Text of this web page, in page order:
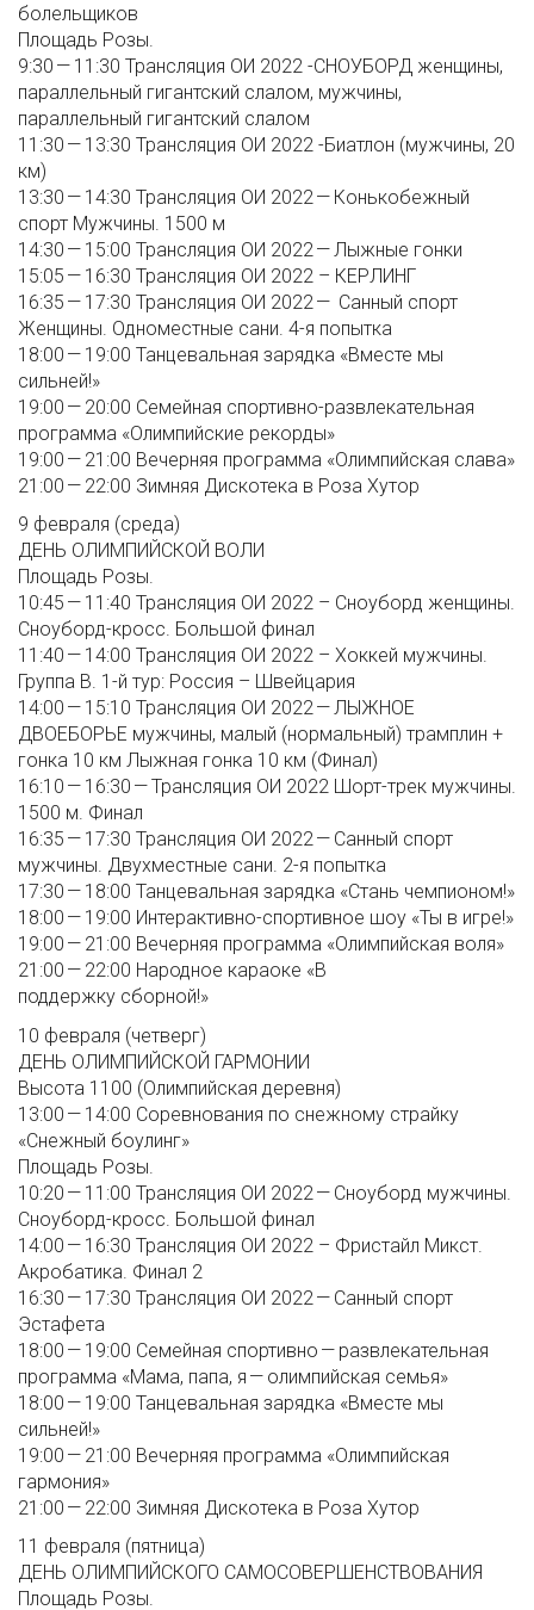
болельщиков
Площадь Розы.
9:30 — 11:30 Трансляция ОИ 2022 -СНОУБОРД женщины,
параллельный гигантский слалом, мужчины,
параллельный гигантский слалом
11:30 — 13:30 Трансляция ОИ 2022 -Биатлон (мужчины, 20
км)
13:30 — 14:30 Трансляция ОИ 2022 — Конькобежный
спорт Мужчины. 1500 м
14:30 — 15:00 Трансляция ОИ 2022 — Лыжные гонки
15:05 — 16:30 Трансляция ОИ 2022 – КЕРЛИНГ
16:35 — 17:30 Трансляция ОИ 2022 — Санный спорт
Женщины. Одноместные сани. 4-я попытка
18:00 — 19:00 Танцевальная зарядка «Вместе мы
сильней!»
19:00 — 20:00 Семейная спортивно-развлекательная
программа «Олимпийские рекорды»
19:00 — 21:00 Вечерняя программа «Олимпийская слава»
21:00 — 22:00 Зимняя Дискотека в Роза Хутор
9 февраля (среда)
ДЕНЬ ОЛИМПИЙСКОЙ ВОЛИ
Площадь Розы.
10:45 — 11:40 Трансляция ОИ 2022 – Сноуборд женщины.
Сноуборд-кросс. Большой финал
11:40 — 14:00 Трансляция ОИ 2022 – Хоккей мужчины.
Группа B. 1-й тур: Россия – Швейцария
14:00 — 15:10 Трансляция ОИ 2022 — ЛЫЖНОЕ
ДВОЕБОРЬЕ мужчины, малый (нормальный) трамплин +
гонка 10 км Лыжная гонка 10 км (Финал)
16:10 — 16:30 — Трансляция ОИ 2022 Шорт-трек мужчины.
1500 м. Финал
16:35 — 17:30 Трансляция ОИ 2022 — Санный спорт
мужчины. Двухместные сани. 2-я попытка
17:30 — 18:00 Танцевальная зарядка «Стань чемпионом!»
18:00 — 19:00 Интерактивно-спортивное шоу «Ты в игре!»
19:00 — 21:00 Вечерняя программа «Олимпийская воля»
21:00 — 22:00 Народное караоке «В
поддержку сборной!»
10 февраля (четверг)
ДЕНЬ ОЛИМПИЙСКОЙ ГАРМОНИИ
Высота 1100 (Олимпийская деревня)
13:00 — 14:00 Соревнования по снежному страйку
«Снежный боулинг»
Площадь Розы.
10:20 — 11:00 Трансляция ОИ 2022 — Сноуборд мужчины.
Сноуборд-кросс. Большой финал
14:00 — 16:30 Трансляция ОИ 2022 – Фристайл Микст.
Акробатика. Финал 2
16:30 — 17:30 Трансляция ОИ 2022 — Санный спорт
Эстафета
18:00 — 19:00 Семейная спортивно — развлекательная
программа «Мама, папа, я — олимпийская семья»
18:00 — 19:00 Танцевальная зарядка «Вместе мы
сильней!»
19:00 — 21:00 Вечерняя программа «Олимпийская
гармония»
21:00 — 22:00 Зимняя Дискотека в Роза Хутор
11 февраля (пятница)
ДЕНЬ ОЛИМПИЙСКОГО САМОСОВЕРШЕНСТВОВАНИЯ
Площадь Розы.